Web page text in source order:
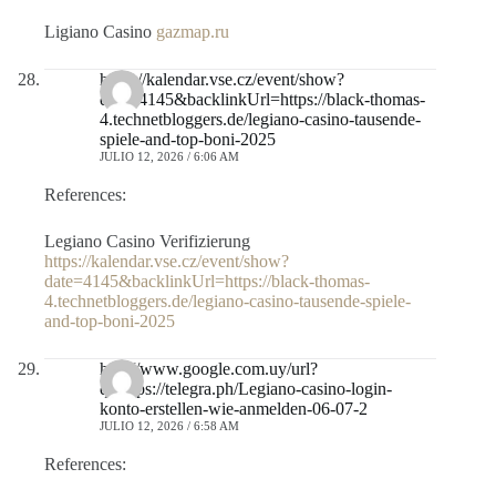
Ligiano Casino gazmap.ru
https://kalendar.vse.cz/event/show?
date=4145&backlinkUrl=https://black-thomas-
4.technetbloggers.de/legiano-casino-tausende-
spiele-and-top-boni-2025
JULIO 12, 2026 / 6:06 AM
References:
Legiano Casino Verifizierung
https://kalendar.vse.cz/event/show?
date=4145&backlinkUrl=https://black-thomas-
4.technetbloggers.de/legiano-casino-tausende-spiele-
and-top-boni-2025
http://www.google.com.uy/url?
q=https://telegra.ph/Legiano-casino-login-
konto-erstellen-wie-anmelden-06-07-2
JULIO 12, 2026 / 6:58 AM
References: